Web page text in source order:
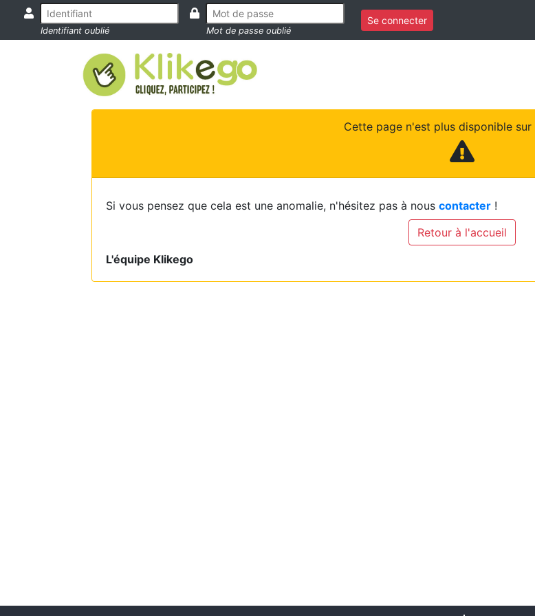
Identifiant oublié Mot de passe oublié
Se connecter
Cette page n'est plus disponible sur
Si vous pensez que cela est une anomalie, n'hésitez pas à nous contacter !
Retour à l'accueil
L'équipe Klikego